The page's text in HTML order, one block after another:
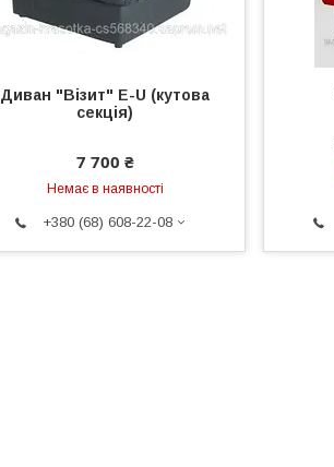
Диван "Візит" E-U (кутова
секція)
7 700 ₴
Немає в наявності
+380 (68) 608-22-08